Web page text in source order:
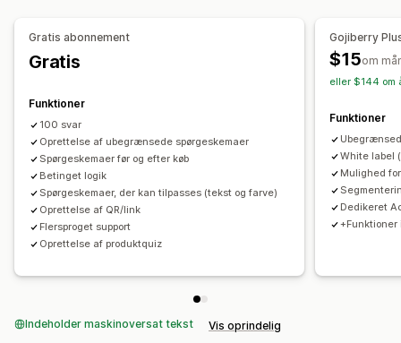
Net Promoter Score (NPS)
Efter køb
Tildeling
Mail Dataeksport
Analyser
Klikrater Konverteringsrater
Gratis abonnement
Gratis
Funktioner
100 svar
Oprettelse af ubegrænsede spørgeskemaer
Spørgeskemaer før og efter køb
Betinget logik
Spørgeskemaer, der kan tilpasses (tekst og farve)
Oprettelse af QR/link
Flersproget support
Oprettelse af produktquiz
Gojiberry
$15om
eller $144 om
Funktioner
White label
Mulighed
Dedikeret
+Funktioner
Indeholder maskinoversat tekst Vis oprindelig